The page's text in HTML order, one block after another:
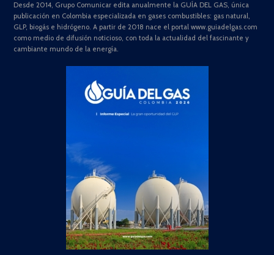
Desde 2014, Grupo Comunicar edita anualmente la GUÍA DEL GAS, única
publicación en Colombia especializada en gases combustibles: gas natural,
GLP, biogás e hidrógeno. A partir de 2018 nace el portal www.guiadelgas.com
como medio de difusión noticioso, con toda la actualidad del fascinante y
cambiante mundo de la energía.